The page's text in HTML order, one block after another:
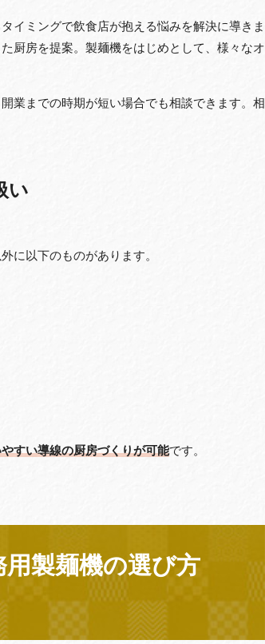
イミングで飲食店が抱える悩みを解決に導きま
厨房を提案。製麺機をはじめとして、様々なオ
業までの時期が短い場合でも相談できます。相
い
に以下のものがあります。
すい導線の厨房づくりが可能です。
製麺機の選び方